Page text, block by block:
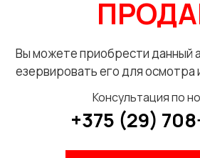
Вы можете приобрести данный
езервировать его для осмотра
Консультация по
+375 (29)